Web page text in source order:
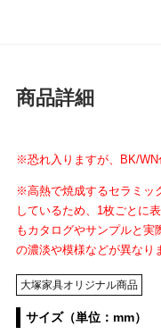
商品詳細
※恐れ入りますが、BK/WN
※高熱で焼成するセラミッ
しているため、1枚ごとに
もカタログやサンプルと
の濃淡や模様などが異なり
大塚家具オリジナル商品
サイズ（単位：mm）